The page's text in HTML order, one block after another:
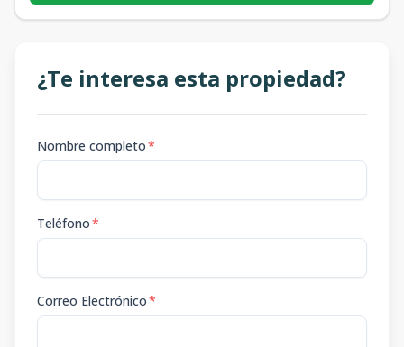
¿Te interesa esta propiedad?
Nombre completo*
Teléfono*
Correo Electrónico*